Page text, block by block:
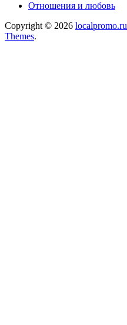
Отношения и любовь
Copyright © 2026 localpromo.ru
Themes.